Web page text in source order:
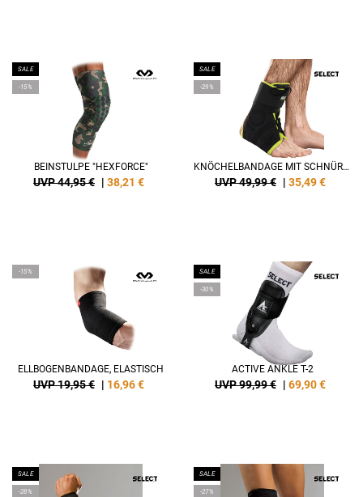
SALE
-15%
BEINSTULPE "HEXFORCE"
UVP 44,95 € | 38,21 €
SALE
-29%
KNÖCHELBANDAGE MIT SCHNÜRUNG
UVP 49,99 € | 35,49€
-15%
ELLBOGENBANDAGE, ELASTISCH
UVP 19,95 € | 16,96€
SALE
-30%
ACTIVE ANKLE T-2
UVP 99,99 € | 69,90€
SALE
-28%
SALE
-27%